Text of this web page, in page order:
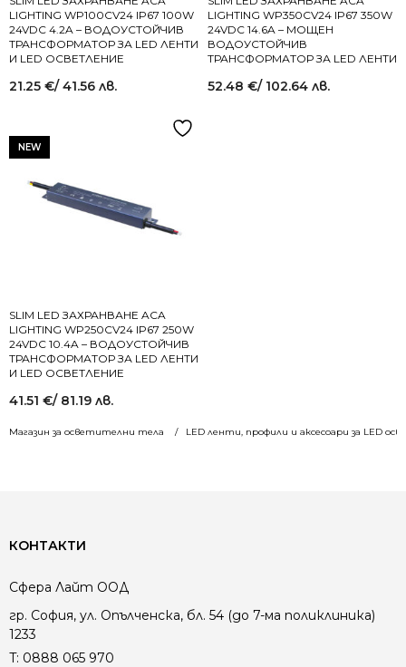
Магазин за осветителни тела LED ленти, профили и аксесоари за LED
LIGHTING WP100CV24 IP67 100W
24VDC 4.2A – ВОДОУСТОЙЧИВ
ТРАНСФОРМАТОР ЗА LED ЛЕНТИ
И LED ОСВЕТЛЕНИЕ
21.25 €/ 41.56 лв.
LIGHTING WP350CV24 IP67 350W
24VDC 14.6A – МОЩЕН
ВОДОУСТОЙЧИВ
ТРАНСФОРМАТОР ЗА LED ЛЕНТИ
52.48 €/ 102.64 лв.
NEW
SLIM LED ЗАХРАНВАНЕ ACA
LIGHTING WP250CV24 IP67 250W
24VDC 10.4A – ВОДОУСТОЙЧИВ
ТРАНСФОРМАТОР ЗА LED ЛЕНТИ
И LED ОСВЕТЛЕНИЕ
41.51 €/ 81.19 лв.
КОНТАКТИ
Сфера Лайт ООД
гр. София, ул. Опълченска, бл. 54 (до 7-ма поликлиника)
1233
T: 0888 065 970